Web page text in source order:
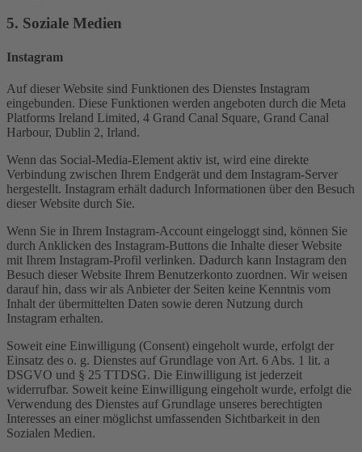
5. Soziale Medien
Instagram
Auf dieser Website sind Funktionen des Dienstes Instagram
eingebunden. Diese Funktionen werden angeboten durch die Meta
Platforms Ireland Limited, 4 Grand Canal Square, Grand Canal
Harbour, Dublin 2, Irland.
Wenn das Social-Media-Element aktiv ist, wird eine direkte
Verbindung zwischen Ihrem Endgerät und dem Instagram-Server
hergestellt. Instagram erhält dadurch Informationen über den Besuch
dieser Website durch Sie.
Wenn Sie in Ihrem Instagram-Account eingeloggt sind, können Sie
durch Anklicken des Instagram-Buttons die Inhalte dieser Website
mit Ihrem Instagram-Profil verlinken. Dadurch kann Instagram den
Besuch dieser Website Ihrem Benutzerkonto zuordnen. Wir weisen
darauf hin, dass wir als Anbieter der Seiten keine Kenntnis vom
Inhalt der übermittelten Daten sowie deren Nutzung durch
Instagram erhalten.
Soweit eine Einwilligung (Consent) eingeholt wurde, erfolgt der
Einsatz des o. g. Dienstes auf Grundlage von Art. 6 Abs. 1 lit. a
DSGVO und § 25 TTDSG. Die Einwilligung ist jederzeit
widerrufbar. Soweit keine Einwilligung eingeholt wurde, erfolgt die
Verwendung des Dienstes auf Grundlage unseres berechtigten
Interesses an einer möglichst umfassenden Sichtbarkeit in den
Sozialen Medien.